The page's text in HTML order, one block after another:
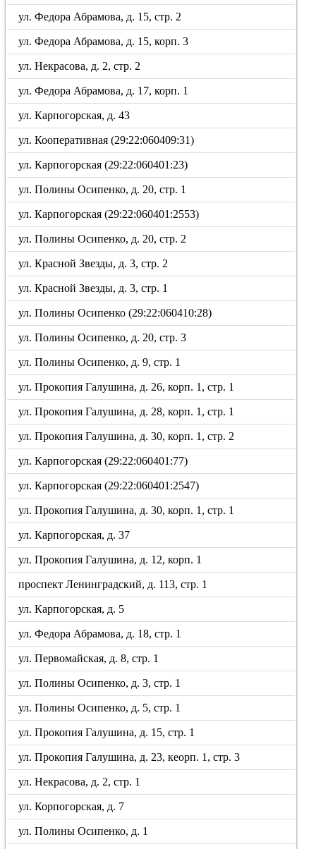
ул. Федора Абрамова, д. 15, стр. 2
ул. Федора Абрамова, д. 15, корп. 3
ул. Некрасова, д. 2, стр. 2
ул. Федора Абрамова, д. 17, корп. 1
ул. Карпогорская, д. 43
ул. Кооперативная (29:22:060409:31)
ул. Карпогорская (29:22:060401:23)
ул. Полины Осипенко, д. 20, стр. 1
ул. Карпогорская (29:22:060401:2553)
ул. Полины Осипенко, д. 20, стр. 2
ул. Красной Звезды, д. 3, стр. 2
ул. Красной Звезды, д. 3, стр. 1
ул. Полины Осипенко (29:22:060410:28)
ул. Полины Осипенко, д. 20, стр. 3
ул. Полины Осипенко, д. 9, стр. 1
ул. Прокопия Галушина, д. 26, корп. 1, стр. 1
ул. Прокопия Галушина, д. 28, корп. 1, стр. 1
ул. Прокопия Галушина, д. 30, корп. 1, стр. 2
ул. Карпогорская (29:22:060401:77)
ул. Карпогорская (29:22:060401:2547)
ул. Прокопия Галушина, д. 30, корп. 1, стр. 1
ул. Карпогорская, д. 37
ул. Прокопия Галушина, д. 12, корп. 1
проспект Ленинградский, д. 113, стр. 1
ул. Карпогорская, д. 5
ул. Федора Абрамова, д. 18, стр. 1
ул. Первомайская, д. 8, стр. 1
ул. Полины Осипенко, д. 3, стр. 1
ул. Полины Осипенко, д. 5, стр. 1
ул. Прокопия Галушина, д. 15, стр. 1
ул. Прокопия Галушина, д. 23, кеорп. 1, стр. 3
ул. Некрасова, д. 2, стр. 1
ул. Корпогорская, д. 7
ул. Полины Осипенко, д. 1